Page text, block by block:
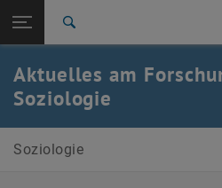
TU Login
Quicklinks
Quicklinks-Menü umschalten
Studium
International
Karriere
Zur 1. Menü Ebene
E280-06-Forschungsbereich Soziologie
Zurück zur letzten Ebene:
E280-06-Forschungsbereich
Aktuelles am
Soziologie
Soziologie